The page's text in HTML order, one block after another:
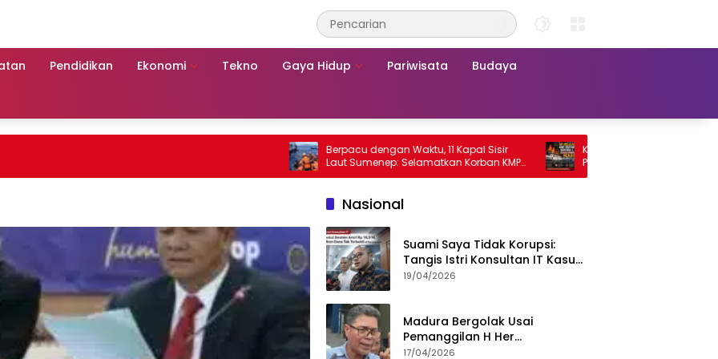
Pendidikan Ekonomi Tekno Gaya Hidup Pariwisata Budaya
Berpacu dengan Waktu, 11 Kapal Sisir
Laut Sumenep: Selamatkan Korban KMP
Mutiara Sentosa 2
KMP Mutiara Sentosa 2 Terbakar,
Penumpang Nekat Melompat ke
Nasional
Suami Saya Tidak Korupsi:
Tangis Istri Konsultan IT Kasus
Nadiem Dituntut 22,5 Tahun
19/04/2026
Madura Bergolak Usai
Pemanggilan H Her
Pamekasan, Faizal Assegaf
17/04/2026